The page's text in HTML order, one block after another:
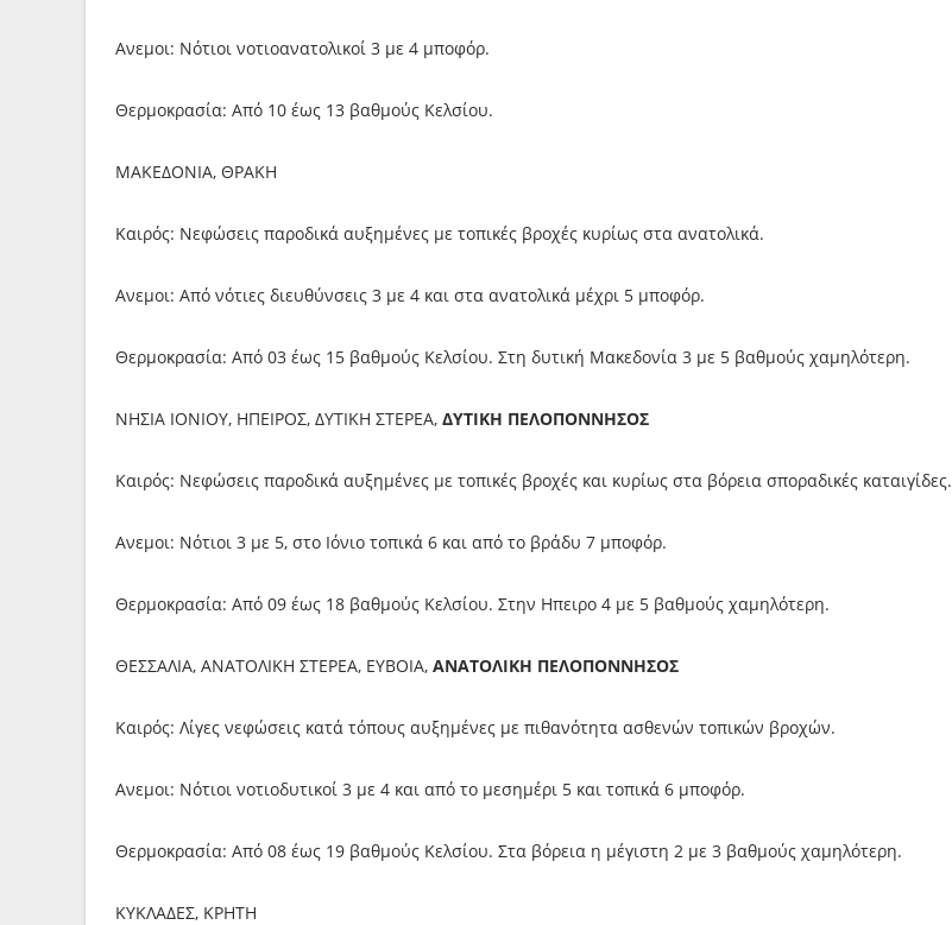
Ανεμοι: Νότιοι νοτιοανατολικοί 3 με 4 μποφόρ.
Θερμοκρασία: Από 10 έως 13 βαθμούς Κελσίου.
ΜΑΚΕΔΟΝΙΑ, ΘΡΑΚΗ
Καιρός: Νεφώσεις παροδικά αυξημένες με τοπικές βροχές κυρίως στα ανατολικά.
Ανεμοι: Από νότιες διευθύνσεις 3 με 4 και στα ανατολικά μέχρι 5 μποφόρ.
Θερμοκρασία: Από 03 έως 15 βαθμούς Κελσίου. Στη δυτική Μακεδονία 3 με 5 βαθμούς χαμηλότερη.
ΝΗΣΙΑ ΙΟΝΙΟΥ, ΗΠΕΙΡΟΣ, ΔΥΤΙΚΗ ΣΤΕΡΕΑ, ΔΥΤΙΚΗ ΠΕΛΟΠΟΝΝΗΣΟΣ
Καιρός: Νεφώσεις παροδικά αυξημένες με τοπικές βροχές και κυρίως στα βόρεια σποραδικές καταιγίδες.
Ανεμοι: Νότιοι 3 με 5, στο Ιόνιο τοπικά 6 και από το βράδυ 7 μποφόρ.
Θερμοκρασία: Από 09 έως 18 βαθμούς Κελσίου. Στην Ηπειρο 4 με 5 βαθμούς χαμηλότερη.
ΘΕΣΣΑΛΙΑ, ΑΝΑΤΟΛΙΚΗ ΣΤΕΡΕΑ, ΕΥΒΟΙΑ, ΑΝΑΤΟΛΙΚΗ ΠΕΛΟΠΟΝΝΗΣΟΣ
Καιρός: Λίγες νεφώσεις κατά τόπους αυξημένες με πιθανότητα ασθενών τοπικών βροχών.
Ανεμοι: Νότιοι νοτιοδυτικοί 3 με 4 και από το μεσημέρι 5 και τοπικά 6 μποφόρ.
Θερμοκρασία: Από 08 έως 19 βαθμούς Κελσίου. Στα βόρεια η μέγιστη 2 με 3 βαθμούς χαμηλότερη.
ΚΥΚΛΑΔΕΣ, ΚΡΗΤΗ